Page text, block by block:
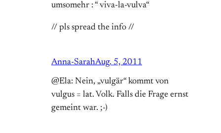
umsomehr : “ viva-la-vulva“
// pls spread the info //
Anna-SarahAug. 5, 2011
@Ela: Nein, „vulgär“ kommt von
vulgus = lat. Volk. Falls die Frage ernst
gemeint war. ;-)